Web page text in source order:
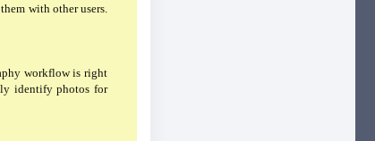
with other users.
workflow is right
identify photos for